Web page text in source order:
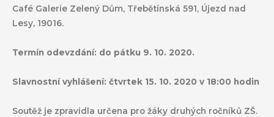
Café Galerie Zelený Dům, Třebětínská 591, Újezd nad
Lesy, 19016.
Termín odevzdání: do pátku 9. 10. 2020.
Slavnostní vyhlášení: čtvrtek 15. 10. 2020 v 18:00 hodin
Soutěž je zpravidla určena pro žáky druhých ročníků ZŠ.